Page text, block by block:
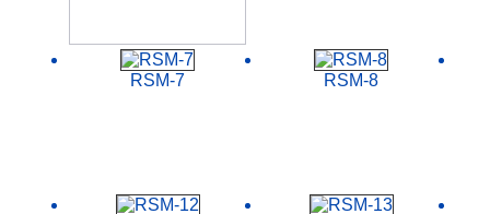
RSM-7 RSM-8